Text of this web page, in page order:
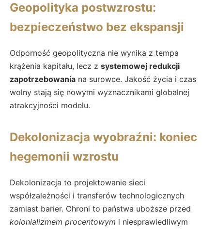
Geopolityka postwzrostu:
bezpieczeństwo bez ekspansji
Odporność geopolityczna nie wynika z tempa
krążenia kapitału, lecz z systemowej redukcji
zapotrzebowania na surowce. Jakość życia i czas
wolny stają się nowymi wyznacznikami globalnej
atrakcyjności modelu.
Dekolonizacja wyobraźni: koniec
hegemonii wzrostu
Dekolonizacja to projektowanie sieci
współzależności i transferów technologicznych
zamiast barier. Chroni to państwa uboższe przed
kolonializmem procentowym i niesprawiedliwym